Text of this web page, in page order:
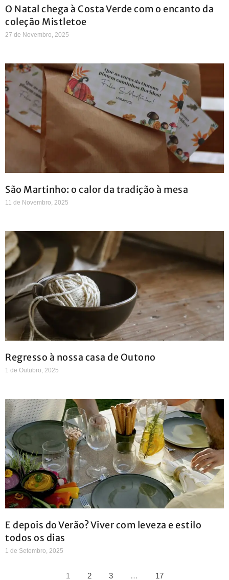
O Natal chega à Costa Verde com o encanto da
coleção Mistletoe
27 de Novembro, 2025
São Martinho: o calor da tradição à mesa
11 de Novembro, 2025
Regresso à nossa casa de Outono
1 de Outubro, 2025
E depois do Verão? Viver com leveza e estilo
todos os dias
1 de Setembro, 2025
1 2 3 … 17